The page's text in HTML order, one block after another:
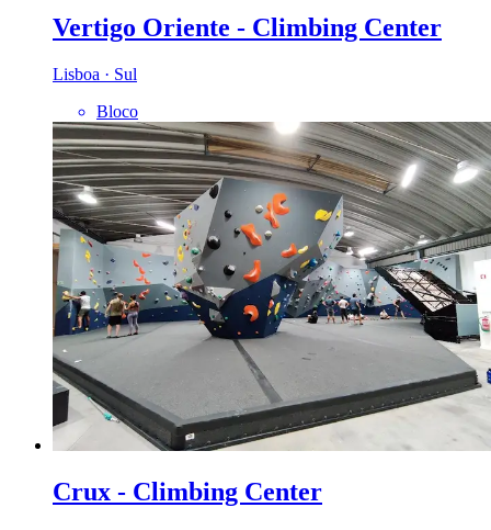
Vertigo Oriente - Climbing Center
Lisboa · Sul
Bloco
Crux - Climbing Center